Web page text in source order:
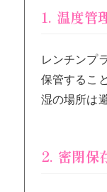
1. 温度管
レンチンプ
保管するこ
湿の場所は
2. 密閉保